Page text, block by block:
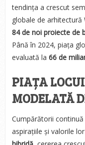
tendința a crescut
globale de
84 de noi proiecte de
Până în 2024, piața
evaluată la 66 de
PIAȚA
MODELATĂ
Cumpărătorii
aspirațiile și valorile